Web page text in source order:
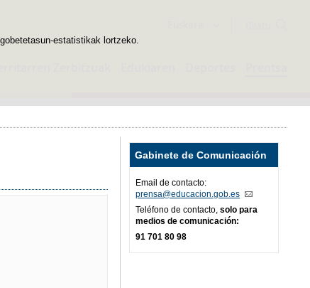
estatistikak lortzeko.
Zerbitzuak
Gabinete de Comunicación
Email de contacto:
prensa@educacion.gob.es
Teléfono de contacto, solo para
medios de comunicación:
91 701 80 98